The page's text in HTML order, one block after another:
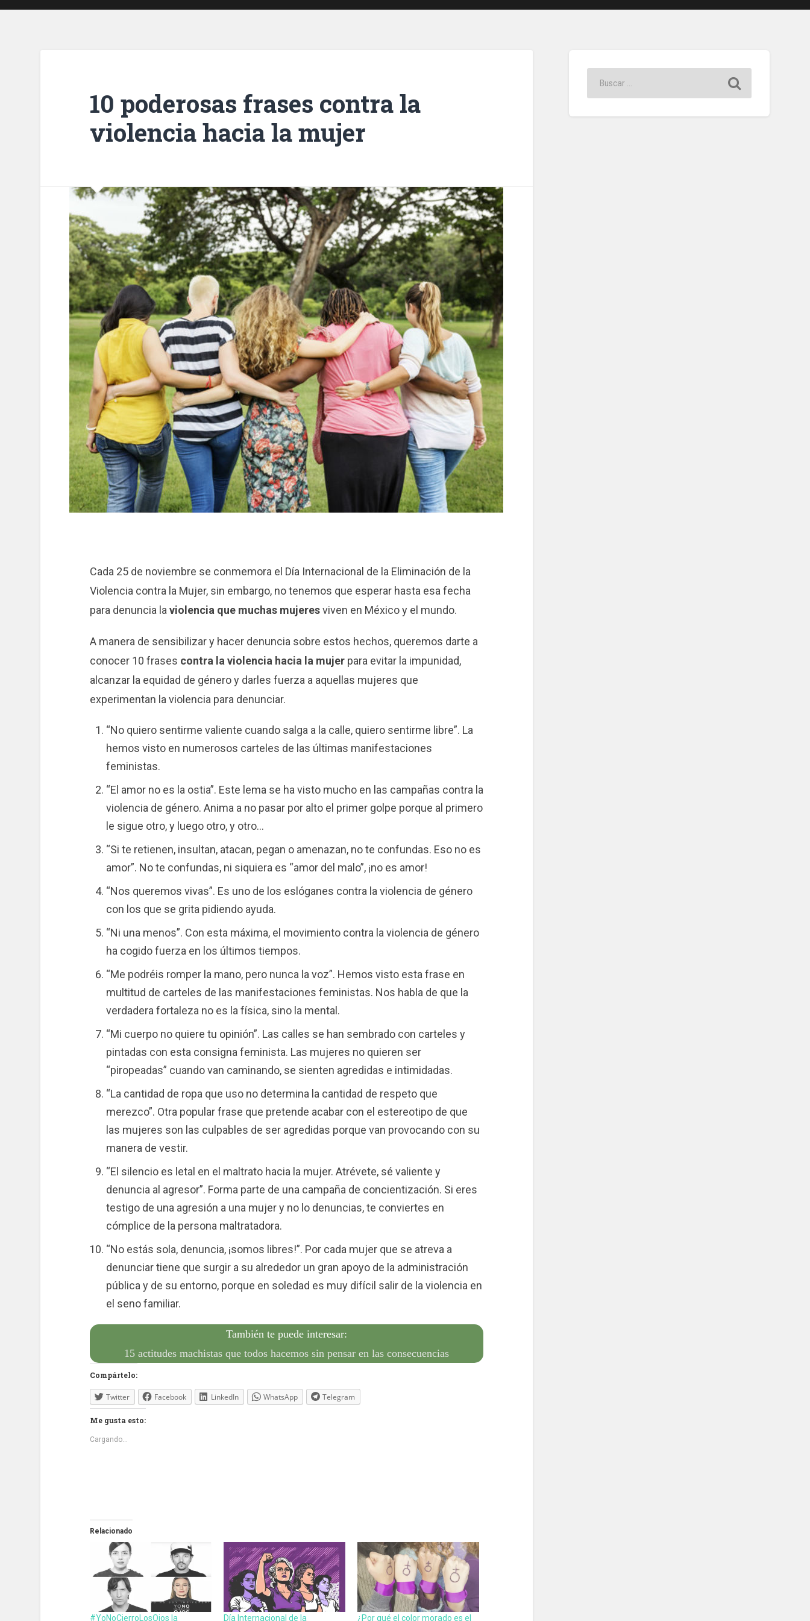
10 poderosas frases contra la
violencia hacia la mujer
Cada 25 de noviembre se conmemora el Día Internacional de la Eliminación de la
Violencia contra la Mujer, sin embargo, no tenemos que esperar hasta esa fecha
para denuncia la violencia que muchas mujeresviven en México y el mundo.
A manera de sensibilizar y hacer denuncia sobre estos hechos, queremos darte a
conocer 10 frases contra la violencia hacia la mujer para evitar la impunidad,
alcanzar la equidad de género y darles fuerza a aquellas mujeres que
experimentan la violencia para denunciar.
“No quiero sentirme valiente cuando salga a la calle, quiero sentirme libre”. La
hemos visto en numerosos carteles de las últimas manifestaciones
feministas.
“El amor no es la ostia”. Este lema se ha visto mucho en las campañas contra la
violencia de género. Anima a no pasar por alto el primer golpe porque al primero
le sigue otro, y luego otro, y otro…
“Si te retienen, insultan, atacan, pegan o amenazan, no te confundas. Eso no es
amor”. No te confundas, ni siquiera es “amor del malo”, ¡no es amor!
“Nos queremos vivas”. Es uno de los eslóganes contra la violencia de género
con los que se grita pidiendo ayuda.
“Ni una menos”. Con esta máxima, el movimiento contra la violencia de género
ha cogido fuerza en los últimos tiempos.
“Me podréis romper la mano, pero nunca la voz”. Hemos visto esta frase en
multitud de carteles de las manifestaciones feministas. Nos habla de que la
verdadera fortaleza no es la física, sino la mental.
“Mi cuerpo no quiere tu opinión”. Las calles se han sembrado con carteles y
pintadas con esta consigna feminista. Las mujeres no quieren ser
“piropeadas” cuando van caminando, se sienten agredidas e intimidadas.
“La cantidad de ropa que uso no determina la cantidad de respeto que
merezco”. Otra popular frase que pretende acabar con el estereotipo de que
las mujeres son las culpables de ser agredidas porque van provocando con su
manera de vestir.
“El silencio es letal en el maltrato hacia la mujer. Atrévete, sé valiente y
denuncia al agresor”. Forma parte de una campaña de concientización. Si eres
testigo de una agresión a una mujer y no lo denuncias, te conviertes en
cómplice de la persona maltratadora.
“No estás sola, denuncia, ¡somos libres!”. Por cada mujer que se atreva a
denunciar tiene que surgir a su alrededor un gran apoyo de la administración
pública y de su entorno, porque en soledad es muy difícil salir de la violencia en
el seno familiar.
También te puede interesar:
15 actitudes machistas que todos hacemos sin pensar en las consecuencias
Compártelo:
Twitter Facebook LinkedIn WhatsApp Telegram
Me gusta esto:
Cargando...
Relacionado
#YoNoCierroLosOjos la
Día Internacional de la
¿Por qué el color morado es el